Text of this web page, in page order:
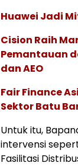
Huawei Jadi
Cision Raih
Pemantauan
dan AEO
Fair Finance
Sektor Batu
Untuk itu,
intervensi
Fasilitasi